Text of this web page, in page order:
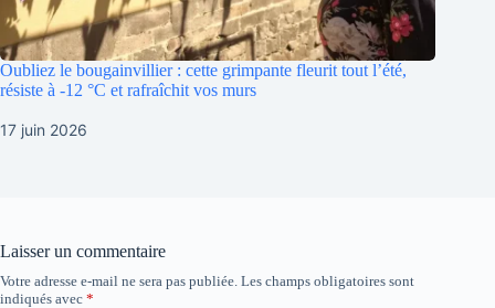
Oubliez le bougainvillier : cette grimpante fleurit tout l’été,
résiste à -12 °C et rafraîchit vos murs
17 juin 2026
Laisser un commentaire
Votre adresse e-mail ne sera pas publiée. Les champs obligatoires sont
indiqués avec *